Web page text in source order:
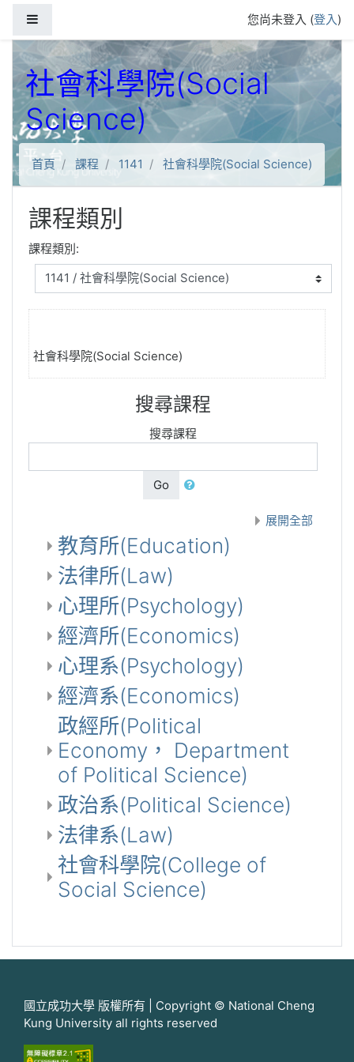
您尚未登入 (登入)
社會科學院(Social
Science)
首頁 課程 1141 社會科學院(Social Science)
課程類別
課程類別:
社會科學院(Social Science)
搜尋課程
搜尋課程
Go
展開全部
教育所(Education)
法律所(Law)
心理所(Psychology)
經濟所(Economics)
心理系(Psychology)
經濟系(Economics)
政經所(Political
Economy， Department
of Political Science)
政治系(Political Science)
法律系(Law)
社會科學院(College of
Social Science)
國立成功大學 版權所有 | Copyright © National Cheng
Kung University all rights reserved